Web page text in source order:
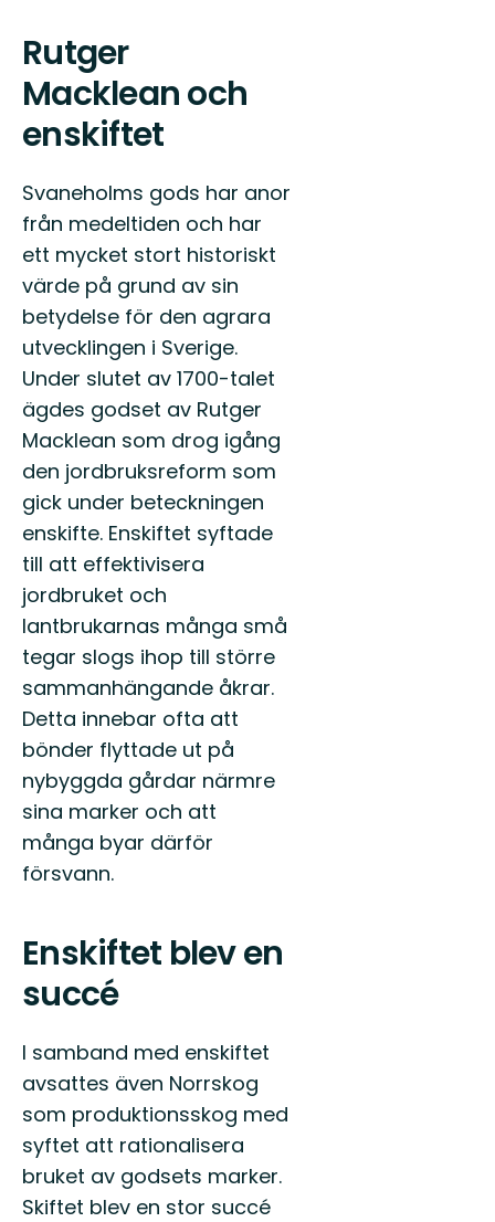
Rutger
Macklean och
enskiftet
Svaneholms gods har anor
från medeltiden och har
ett mycket stort historiskt
värde på grund av sin
betydelse för den agrara
utvecklingen i Sverige.
Under slutet av 1700-talet
ägdes godset av Rutger
Macklean som drog igång
den jordbruksreform som
gick under beteckningen
enskifte. Enskiftet syftade
till att effektivisera
jordbruket och
lantbrukarnas många små
tegar slogs ihop till större
sammanhängande åkrar.
Detta innebar ofta att
bönder flyttade ut på
nybyggda gårdar närmre
sina marker och att
många byar därför
försvann.
Enskiftet blev en
succé
I samband med enskiftet
avsattes även Norrskog
som produktionsskog med
syftet att rationalisera
bruket av godsets marker.
Skiftet blev en stor succé